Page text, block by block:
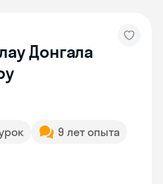
Донгала
9 лет опыта